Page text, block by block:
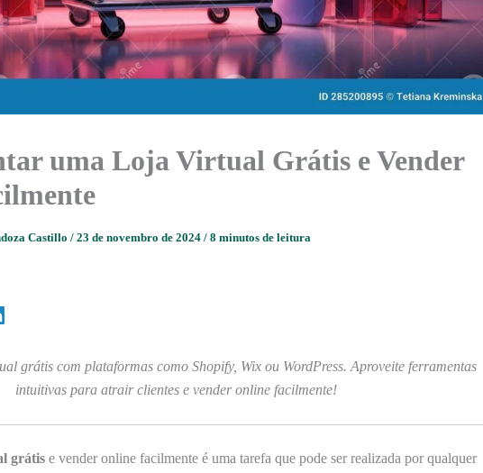
uma Loja Virtual Grátis e Vender
Castillo / 23 de novembro de 2024 / 8 minutos de leitura
grátis com plataformas como Shopify, Wix ou WordPress. Aproveite ferramentas
intuitivas para atrair clientes e vender online facilmente!
grátis e vender online facilmente é uma tarefa que pode ser realizada por qualquer